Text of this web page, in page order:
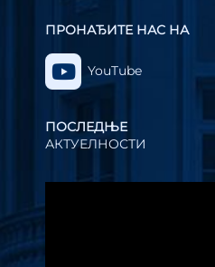
ПРОНАЂИТЕ НАС НА
YouTube
ПОСЛЕДЊЕ
АКТУЕЛНОСТИ
видео